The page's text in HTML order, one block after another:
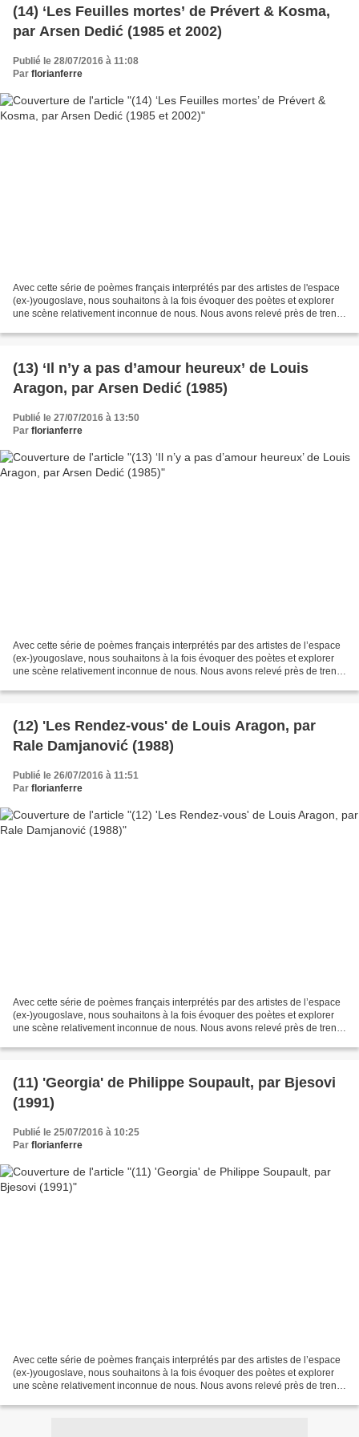
(14) ‘Les Feuilles mortes’ de Prévert & Kosma,
par Arsen Dedić (1985 et 2002)
Publié le 28/07/2016 à 11:08
Par florianferre
Avec cette série de poèmes français interprétés par des artistes de l'espace
(ex-)yougoslave, nous souhaitons à la fois évoquer des poètes et explorer
une scène relativement inconnue de nous. Nous avons relevé près de trente
(13) ‘Il n’y a pas d’amour heureux’ de Louis
Aragon, par Arsen Dedić (1985)
Publié le 27/07/2016 à 13:50
Par florianferre
Avec cette série de poèmes français interprétés par des artistes de l’espace
(ex-)yougoslave, nous souhaitons à la fois évoquer des poètes et explorer
une scène relativement inconnue de nous. Nous avons relevé près de trente
(12) 'Les Rendez-vous' de Louis Aragon, par
Rale Damjanović (1988)
Publié le 26/07/2016 à 11:51
Par florianferre
Avec cette série de poèmes français interprétés par des artistes de l’espace
(ex-)yougoslave, nous souhaitons à la fois évoquer des poètes et explorer
une scène relativement inconnue de nous. Nous avons relevé près de trente
(11) 'Georgia' de Philippe Soupault, par Bjesovi
(1991)
Publié le 25/07/2016 à 10:25
Par florianferre
Avec cette série de poèmes français interprétés par des artistes de l’espace
(ex-)yougoslave, nous souhaitons à la fois évoquer des poètes et explorer
une scène relativement inconnue de nous. Nous avons relevé près de trente